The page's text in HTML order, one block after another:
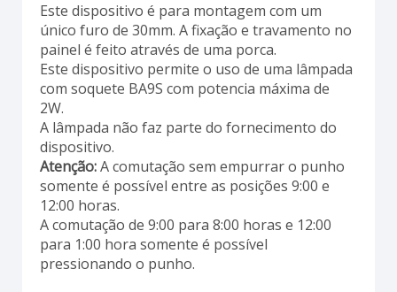
Este dispositivo é para montagem com um
único furo de 30mm. A fixação e travamento no
painel é feito através de uma porca.
Este dispositivo permite o uso de uma lâmpada
com soquete BA9S com potencia máxima de
2W.
A lâmpada não faz parte do fornecimento do
dispositivo.
Atenção:A comutação sem empurrar o punho
somente é possível entre as posições 9:00 e
12:00 horas.
A comutação de 9:00 para 8:00 horas e 12:00
para 1:00 hora somente é possível
pressionando o punho.